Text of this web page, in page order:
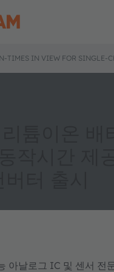
TIMES IN VIEW FOR SINGLE-
아날로그 IC 및 센서 전